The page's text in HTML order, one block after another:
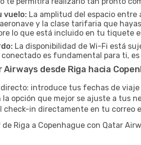
vuelo: La amplitud del espacio
y la clase tarifaria que
lo que está incluido en tu tiquete
La disponibilidad de Wi-Fi está
es fundamental para ti,
desde Riga hacia
introduce tus fechas de
opción que mejor se ajuste a tus
check-in directamente en tu correo
Riga a Copenhague con Qatar